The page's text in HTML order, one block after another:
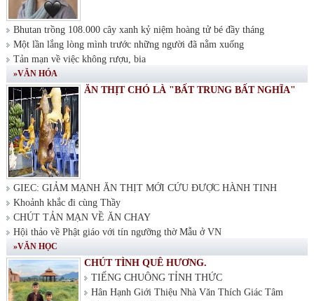
Bhutan trồng 108.000 cây xanh kỷ niệm hoàng tử bé đầy tháng
Một lần lắng lòng mình trước những người đã nằm xuống
Tản mạn về việc không rượu, bia
»VĂN HÓA
ĂN THỊT CHÓ LÀ "BẤT TRUNG BẤT NGHĨA"
GIEC: GIẢM MẠNH ĂN THỊT MỚI CỨU ĐƯỢC HÀNH TINH
Khoảnh khắc đi cùng Thầy
CHÚT TẢN MẠN VỀ ĂN CHAY
Hội thảo về Phật giáo với tín ngưỡng thờ Mẫu ở VN
»VĂN HỌC
CHÚT TÌNH QUÊ HƯƠNG.
TIẾNG CHUÔNG TỈNH THỨC
Hân Hạnh Giới Thiệu Nhà Văn Thích Giác Tâm